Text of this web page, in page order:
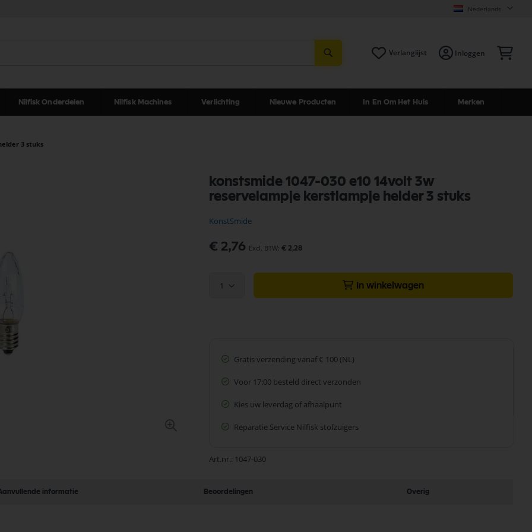
Nederlands
Verlanglijst Inloggen
Nilfisk Onderdelen Nilfisk Machines Verlichting Nieuwe Producten In En Om Het Huis Merken
3 stuks
konstsmide 1047-030 e10 14volt 3w
reservelampje kerstlampje helder 3 stuks
KonstSmide
€ 2,76 € 2,28
1 In winkelwagen
Gratis verzending vanaf € 100 (NL)
Voor 17:00 besteld direct verzonden
Kies uw leverdag of afhaalpunt
Reparatie Service Nilfisk stofzuigers
Art.nr. 1047-030
informatie Beoordelingen Overig